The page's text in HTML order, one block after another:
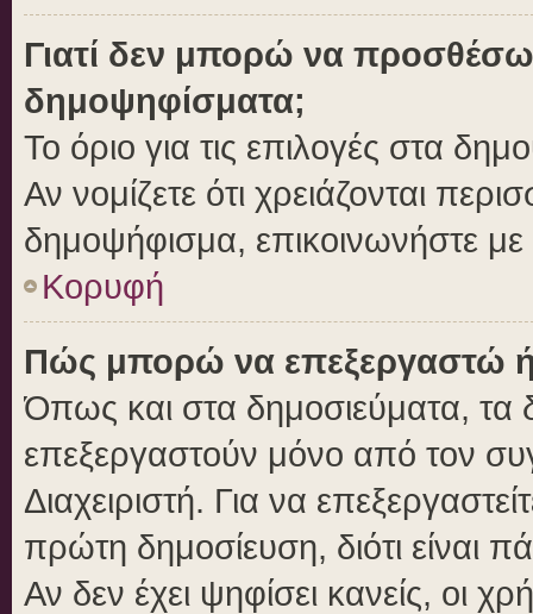
Γιατί δεν μπορώ να
δημοψηφίσματα;
Το όριο για τις επιλογές στα
Αν νομίζετε ότι χρειάζονται
δημοψήφισμα, επικοινωνήστε με
Κορυφή
Πώς μπορώ να επεξεργαστώ
Όπως και στα δημοσιεύματα,
επεξεργαστούν μόνο από τον
Διαχειριστή. Για να
πρώτη δημοσίευση, διότι είναι
Αν δεν έχει ψηφίσει κανείς, οι